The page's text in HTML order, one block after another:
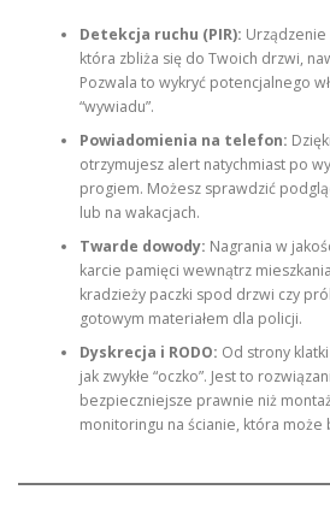
Detekcja ruchu (PIR):
która zbliża się do Twoich drzwi,
Pozwala to wykryć potencjalnego
“wywiadu”.
Powiadomienia na telefon:
otrzymujesz alert natychmiast po
progiem. Możesz sprawdzić
lub na wakacjach.
Twarde dowody: Nagrania w
karcie pamięci wewnątrz
kradzieży paczki spod drzwi czy
gotowym materiałem dla policji.
Dyskrecja i RODO: Od strony
jak zwykłe “oczko”. Jest to
bezpieczniejsze prawnie niż
monitoringu na ścianie, która